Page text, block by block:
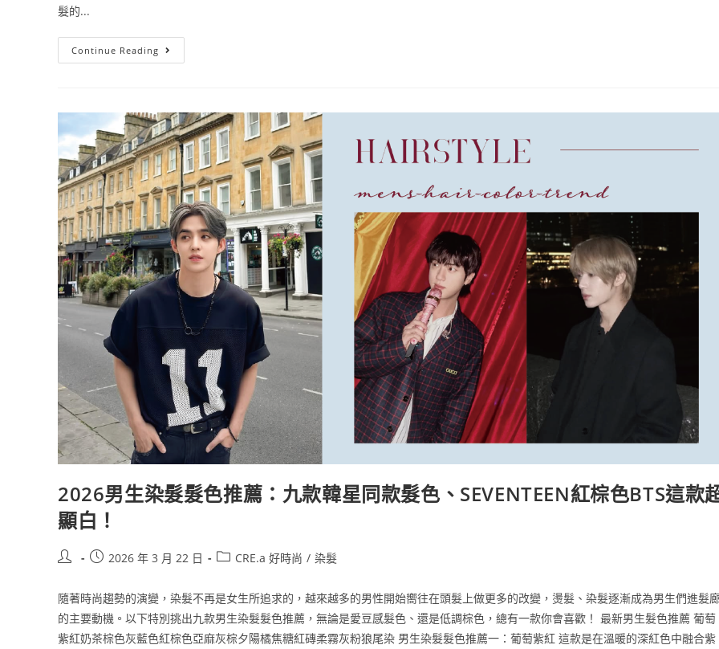
髮的...
Continue Reading
2026男生染髮髮色推薦：九款韓星同款髮色、SEVENTEEN紅棕色BTS這款
顯白！
2026 年 3 月 22 日 CRE.a 好時尚 / 染髮
隨著時尚趨勢的演變，染髮不再是女生所追求的，越來越多的男性開始嚮往在頭髮上做更多的改變，燙髮、染髮逐漸成為男生們進髮
的主要動機。以下特別挑出九款男生染髮髮色推薦，無論是愛豆感髮色、還是低調棕色，總有一款你會喜歡！ 最新男生髮色推薦 葡萄
紫紅奶茶棕色灰藍色紅棕色亞麻灰棕夕陽橘焦糖紅磚柔霧灰粉狼尾染 男生染髮髮色推薦一：葡萄紫紅 這款是在溫暖的深紅色中融合紫